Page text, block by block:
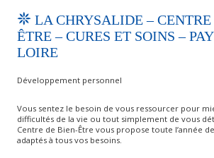
LA CHRYSALIDE –
ÊTRE – CURES ET SOINS –
LOIRE
Développement personnel
Vous sentez le besoin de vous ressourcer pour
difficultés de la vie ou tout simplement de vous
Centre de Bien-Être vous propose toute l’année
adaptés à tous vos besoins.